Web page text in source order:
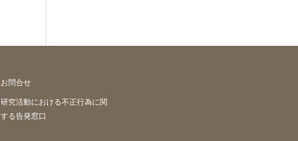
お問合せ
研究活動における不正行為に関
する告発窓口